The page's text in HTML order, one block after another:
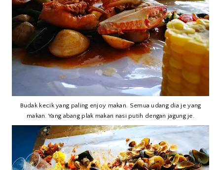
Budak kecik yang paling enjoy makan. Semua udang dia je yang
makan. Yang abang plak makan nasi putih dengan jagung je.